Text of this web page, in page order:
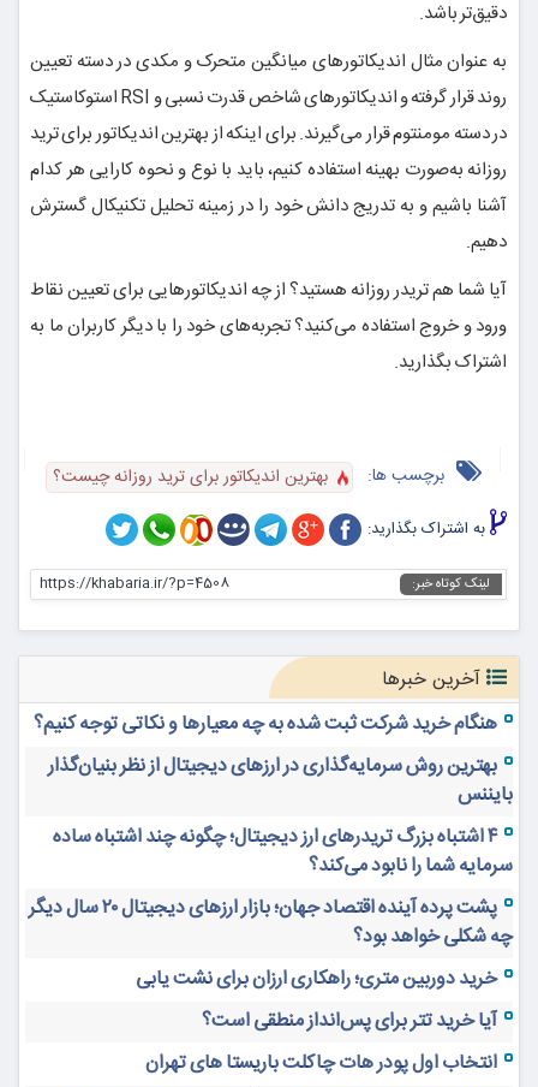
دقیق‌تر باشد.
به عنوان مثال اندیکاتورهای میانگین متحرک و مکدی در دسته تعیین
روند قرار گرفته و اندیکاتورهای شاخص قدرت نسبی و RSI استوکاستیک
در دسته مومنتوم قرار می‌گیرند. برای اینکه از بهترین اندیکاتور برای ترید
روزانه به‌صورت بهینه استفاده کنیم، باید با نوع و نحوه کارایی هر کدام
آشنا باشیم و به تدریج دانش خود را در زمینه تحلیل تکنیکال گسترش
دهیم.
آیا شما هم تریدر روزانه هستید؟ از چه اندیکاتورهایی برای تعیین نقاط
ورود و خروج استفاده می‌کنید؟ تجربه‌های خود را با دیگر کاربران ما به
اشتراک بگذارید.
برچسب ها: بهترین اندیکاتور برای ترید روزانه چیست؟
به اشتراک بگذارید:
لینک کوتاه خبر: https://khabaria.ir/?p=4508
آخرین خبرها
هنگام خرید شرکت ثبت شده به چه معیارها و نکاتی توجه کنیم؟
بهترین روش سرمایه‌گذاری در ارزهای دیجیتال از نظر بنیان‌گذار
بایننس
۴ اشتباه بزرگ تریدرهای ارز دیجیتال؛ چگونه چند اشتباه ساده
سرمایه شما را نابود می‌کند؟
پشت پرده آینده اقتصاد جهان؛ بازار ارزهای دیجیتال ۲۰ سال دیگر
چه شکلی خواهد بود؟
خرید دوربین متری؛ راهکاری ارزان برای نشت یابی
آیا خرید تتر برای پس‌انداز منطقی است؟
انتخاب اول پودر هات چاکلت باریستا های تهران